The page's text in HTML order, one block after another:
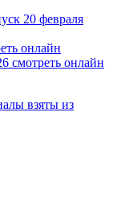
20 февраля
онлайн
смотреть онлайн
взяты из